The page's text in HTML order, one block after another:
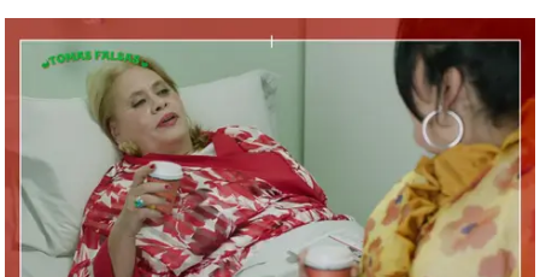
atreseries
Madrid
Publicado: 03 de julio de 2017, 21:01